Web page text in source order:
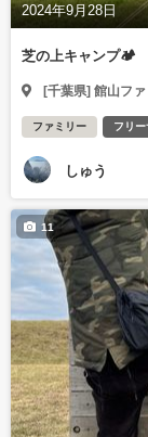
2024年9月28日
芝の上キャンプ🏕️
[千葉県] 館山フ
ファミリー フリー
しゅう
11